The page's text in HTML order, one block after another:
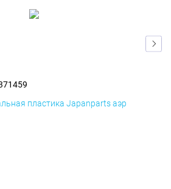
пластика Japanparts аэр